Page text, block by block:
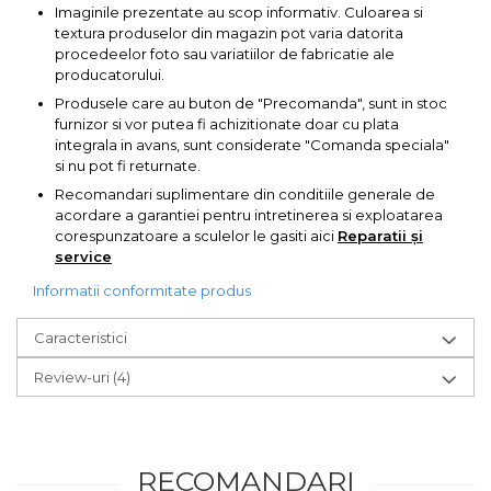
Pompa transfer lichide
Pompa Aer
Cric Manual
Ulei Hidraulic
Troliu
Dinamometric
Stetoscop Auto
Tester Compresie Auto
Schimbare Lichid Frana
Imaginile prezentate au scop informativ. Culoarea si
textura produselor din magazin pot varia datorita
procedeelor foto sau variatiilor de fabricatie ale
producatorului.
Produsele care au buton de "Precomanda", sunt in stoc
furnizor si vor putea fi achizitionate doar cu plata
integrala in avans, sunt considerate "Comanda speciala"
si nu pot fi returnate.
Recomandari suplimentare din conditiile generale de
acordare a garantiei pentru intretinerea si exploatarea
corespunzatoare a sculelor le gasiti aici Reparatii și
service
Informatii conformitate produs
Caracteristici
Review-uri (4)
RECOMANDARI